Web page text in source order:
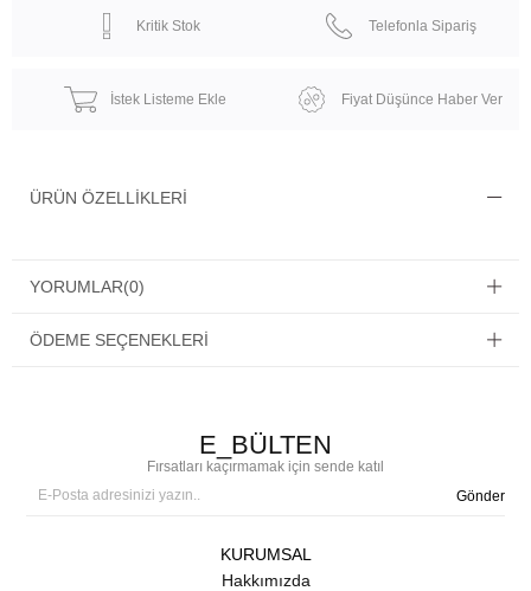
Kritik Stok Telefonla Sipariş
İstek Listeme Ekle Fiyat Düşünce Haber Ver
ÜRÜN ÖZELLIKLERI
YORUMLAR(0)
ÖDEME SEÇENEKLERI
E_BÜLTEN
Fırsatları kaçırmamak için sende katıl
Gönder
KURUMSAL
Hakkımızda